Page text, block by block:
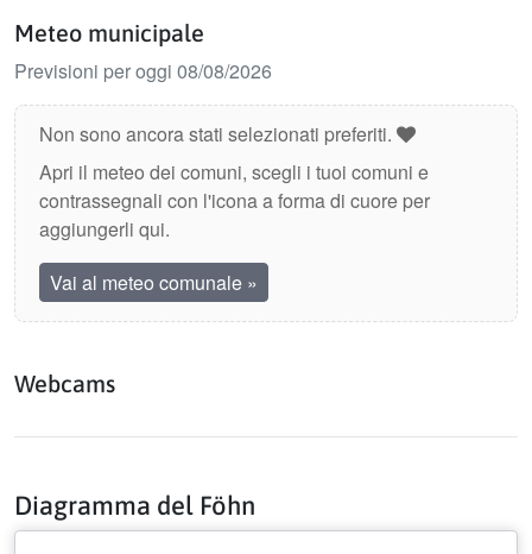
Meteo municipale
Previsioni per oggi 08/08/2026
Non sono ancora stati selezionati preferiti.
Apri il meteo dei comuni, scegli i tuoi comuni e
contrassegnali con l'icona a forma di cuore per
aggiungerli qui.
Vai al meteo comunale »
Webcams
Diagramma del Föhn